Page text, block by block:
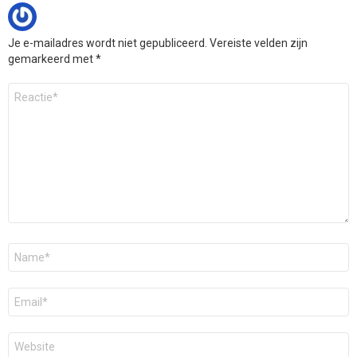
Je e-mailadres wordt niet gepubliceerd. Vereiste velden zijn
gemarkeerd met*
Reactie
Naam
E-
mail
*
Site